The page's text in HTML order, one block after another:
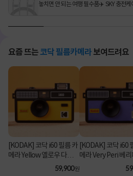
놓치면 안 되는 여행 필수품✈️ SKY 충전케
요즘 뜨는 코닥 필름카메라 보여드려요
[KODAK] 코닥 i60 필름 카
메라 Yellow 옐로우 다회
59,900원
[KODAK] 코닥 i60
메라 Very Peri 베
다회용 카메라